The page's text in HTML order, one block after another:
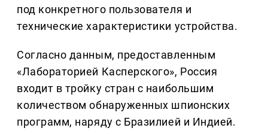
под конкретного пользователя и
технические характеристики устройства.
Согласно данным, предоставленным
«Лабораторией Касперского», Россия
входит в тройку стран с наибольшим
количеством обнаруженных шпионских
программ, наряду с Бразилией и Индией.